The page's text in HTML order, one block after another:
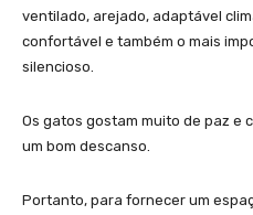
ventilado, arejado, adaptável
confortável e também o mais
silencioso.
Os gatos gostam muito de paz e
um bom descanso.
Portanto, para fornecer um